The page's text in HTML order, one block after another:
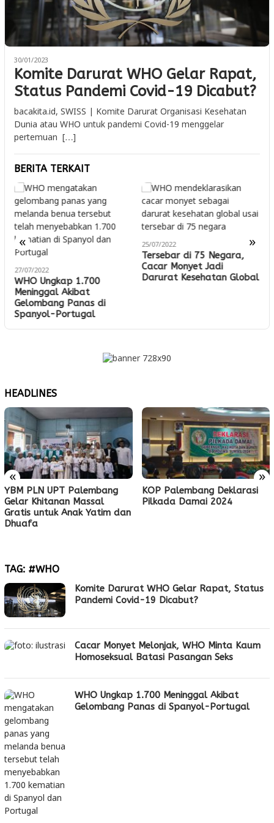
30/01/2023
Komite Darurat WHO Gelar Rapat,
Status Pandemi Covid-19 Dicabut?
bacakita.id, SWISS | Komite Darurat Organisasi Kesehatan
Dunia atau WHO untuk pandemi Covid-19 menggelar
pertemuan […]
BERITA TERKAIT
« »
27/07/2022
WHO Ungkap 1.700
Meninggal Akibat
Gelombang Panas di
Spanyol-Portugal
25/07/2022
Tersebar di 75 Negara,
Cacar Monyet Jadi
Darurat Kesehatan Global
HEADLINES
« »
YBM PLN UPT Palembang
Gelar Khitanan Massal
Gratis untuk Anak Yatim dan
Dhuafa
KOP Palembang Deklarasi
Pilkada Damai 2024
TAG: #WHO
Komite Darurat WHO Gelar Rapat, Status
Pandemi Covid-19 Dicabut?
Cacar Monyet Melonjak, WHO Minta Kaum
Homoseksual Batasi Pasangan Seks
WHO Ungkap 1.700 Meninggal Akibat
Gelombang Panas di Spanyol-Portugal